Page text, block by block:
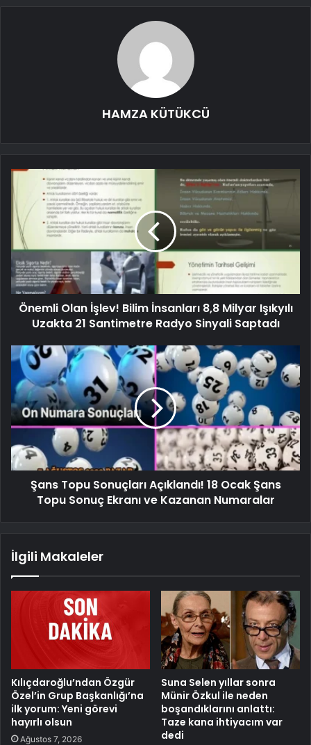
HAMZA KÜTÜKCÜ
Önemli Olan İşlev! Bilim İnsanları 8,8 Milyar Işıkyılı
Uzakta 21 Santimetre Radyo Sinyali Saptadı
Şans Topu Sonuçları Açıklandı! 18 Ocak Şans
Topu Sonuç Ekranı ve Kazanan Numaralar
İlgili Makaleler
Kılıçdaroğlu’ndan Özgür
Özel’in Grup Başkanlığı’na
ilk yorum: Yeni görevi
hayırlı olsun
Ağustos 7, 2026
Suna Selen yıllar sonra
Münir Özkul ile neden
boşandıklarını anlattı:
Taze kana ihtiyacım var
dedi